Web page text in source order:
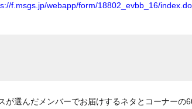
f.msgs.jp/webapp/form/18802_evbb_16/index.do
が選んだメンバーでお届けするネタとコーナーの